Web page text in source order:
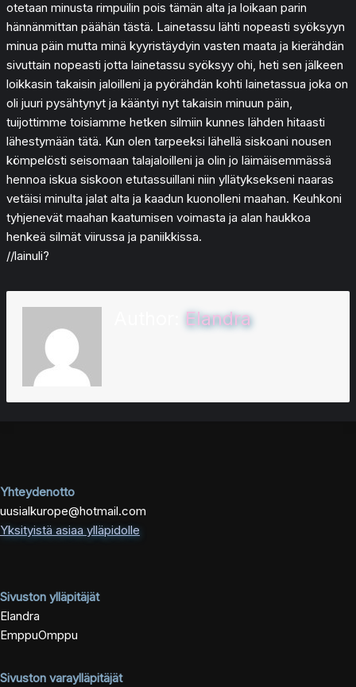
otetaan minusta rimpuilin pois tämän alta ja loikaan parin
hännänmittan päähän tästä. Lainetassu lähti nopeasti syöksyyn
minua päin mutta minä kyyristäydyin vasten maata ja kierähdän
sivuttain nopeasti jotta lainetassu syöksyy ohi, heti sen jälkeen
loikkasin takaisin jaloilleni ja pyörähdän kohti lainetassua joka on
oli juuri pysähtynyt ja kääntyi nyt takaisin minuun päin,
tuijottimme toisiamme hetken silmiin kunnes lähden hitaasti
lähestymään tätä. Kun olen tarpeeksi lähellä siskoani nousen
kömpelösti seisomaan talajaloilleni ja olin jo läimäisemmässä
hennoa iskua siskoon etutassuillani niin yllätyksekseni naaras
vetäisi minulta jalat alta ja kaadun kuonolleni maahan. Keuhkoni
tyhjenevät maahan kaatumisen voimasta ja alan haukkoa
henkeä silmät viirussa ja paniikkissa.
//lainuli?
Elandra
Yhteydenotto
uusialkurope@hotmail.com
Yksityistä asiaa ylläpidolle
Sivuston ylläpitäjät
Elandra
EmppuOmppu
Sivuston varaylläpitäjät